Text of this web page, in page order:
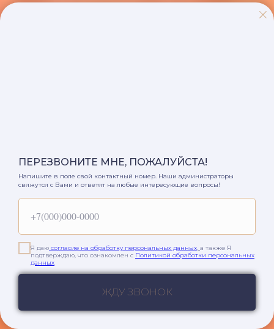
ПЕРЕЗВОНИТЕ МНЕ, ПОЖАЛУЙСТА!
Напишите в поле свой контактный номер. Наши администраторы
свяжутся с Вами и ответят на любые интересующие вопросы!
+7(000)000-0000
Я даю согласие на обработку персональных данных, а также Я
подтверждаю, что ознакомлен с Политикой обработки персональных
данных
ЖДУ ЗВОНОК
Запись